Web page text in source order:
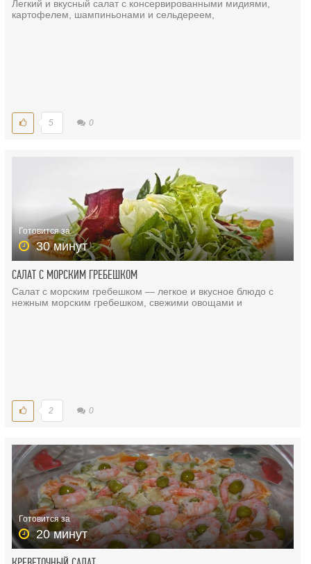
Легкий и вкусный салат с консервированными мидиями,
картофелем, шампиньонами и сельдереем,
5 0
Готовится за
30 минут
САЛАТ С МОРСКИМ ГРЕБЕШКОМ
Салат с морским гребешком — легкое и вкусное блюдо с
нежным морским гребешком, свежими овощами и
2 0
Готовится за
20 минут